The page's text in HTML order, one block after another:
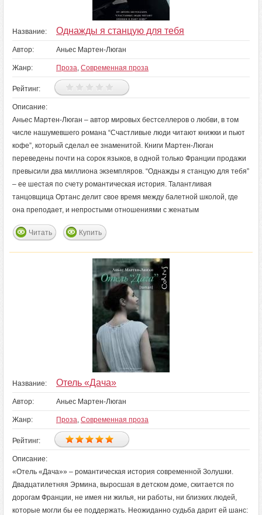
Название: Однажды я станцую для тебя
Автор: Аньес Мартен-Люган
Жанр: Проза, Современная проза
Рейтинг:
Описание:
Аньес Мартен-Люган – автор мировых бестселлеров о любви, в том
числе нашумевшего романа “Счастливые люди читают книжки и пьют
кофе”, который сделал ее знаменитой. Книги Мартен-Люган
переведены почти на сорок языков, в одной только Франции продажи
превысили два миллиона экземпляров. “Однажды я станцую для тебя”
– ее шестая по счету романтическая история. Талантливая
танцовщица Ортанс делит свое время между балетной школой, где
она преподает, и непростыми отношениями с женатым
Читать Купить
Название: Отель «Дача»
Автор: Аньес Мартен-Люган
Жанр: Проза, Современная проза
Рейтинг:
Описание:
«Отель «Дача»» – романтическая история современной Золушки.
Двадцатилетняя Эрмина, выросшая в детском доме, скитается по
дорогам Франции, не имея ни жилья, ни работы, ни близких людей,
которые могли бы ее поддержать. Неожиданно судьба дарит ей шанс: